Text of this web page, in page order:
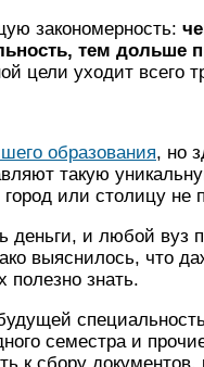
закономерность:
тем дольше
цели уходит всего
образования, но
такую
или столицу не
деньги, и любой вуз
выяснилось, что
знать.
семестра и